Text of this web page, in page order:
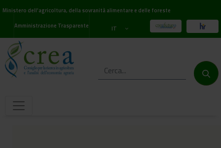
Ministero dell'agricoltura, della sovranità alimentare e delle foreste
Amministrazione Trasparente
IT